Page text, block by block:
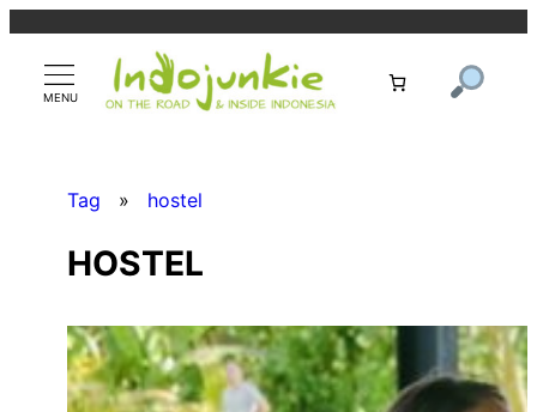
springen
Tag » hostel
HOSTEL